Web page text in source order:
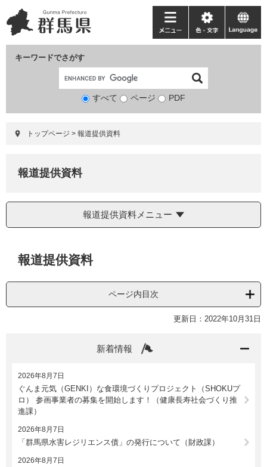
ー
ジ
ニ
ュ
て
キーワードでさがす
検
すべて ページ PDF
メ
ニ
ー
色・
文
language
トップページ > 報道提供資料
報道提供資料
報道提供資料メニュー
報道提供資料
ページ内目次
更新日：2022年10月31日
新着情報
2026年8月7日
ぐんま元気（GENKI）な食環境づくりプロジェクト（SHOKUプ
ロ） 参画事業者の募集を開始します！（健康長寿社会づくり推
進課）
2026年8月7日
「群馬県水害レジリエンス債」の発行について（財政課）
2026年8月7日